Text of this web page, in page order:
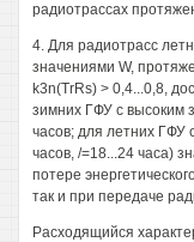
радиотрассах
4. Для радиотрасс
значениями W,
k3n(TrRs) > 0,4...0,8,
зимних ГФУ с высоким
часов; для летних ГФУ
часов, /=18...24 часа)
потере
так и при передаче
Расходящийся